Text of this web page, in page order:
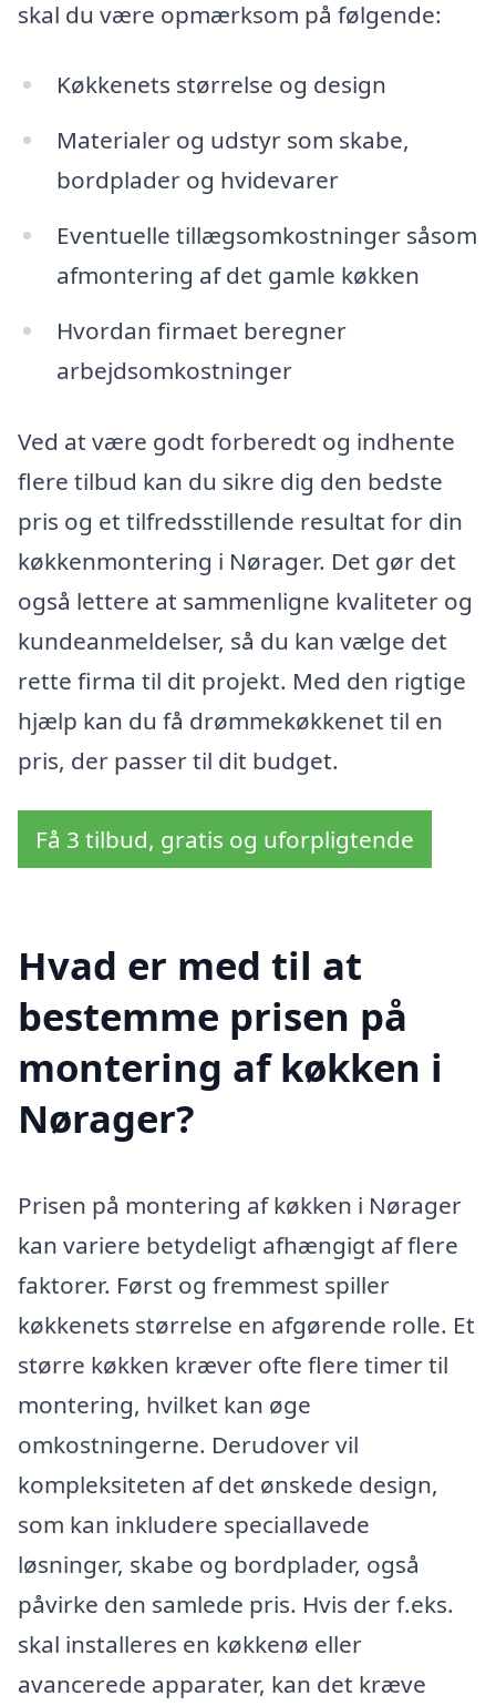
skal du være opmærksom på følgende:
Køkkenets størrelse og design
Materialer og udstyr som skabe,
bordplader og hvidevarer
Eventuelle tillægsomkostninger såsom
afmontering af det gamle køkken
Hvordan firmaet beregner
arbejdsomkostninger
Ved at være godt forberedt og indhente
flere tilbud kan du sikre dig den bedste
pris og et tilfredsstillende resultat for din
køkkenmontering i Nørager. Det gør det
også lettere at sammenligne kvaliteter og
kundeanmeldelser, så du kan vælge det
rette firma til dit projekt. Med den rigtige
hjælp kan du få drømmekøkkenet til en
pris, der passer til dit budget.
Få 3 tilbud, gratis og uforpligtende
Hvad er med til at
bestemme prisen på
montering af køkken i
Nørager?
Prisen på montering af køkken i Nørager
kan variere betydeligt afhængigt af flere
faktorer. Først og fremmest spiller
køkkenets størrelse en afgørende rolle. Et
større køkken kræver ofte flere timer til
montering, hvilket kan øge
omkostningerne. Derudover vil
kompleksiteten af det ønskede design,
som kan inkludere speciallavede
løsninger, skabe og bordplader, også
påvirke den samlede pris. Hvis der f.eks.
skal installeres en køkkenø eller
avancerede apparater, kan det kræve